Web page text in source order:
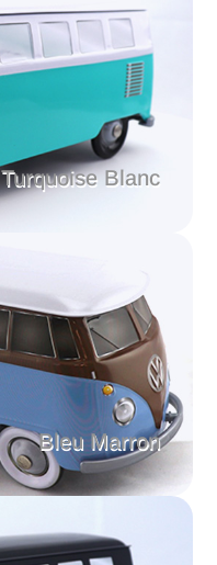
Turquoise Blanc
Bleu Marron